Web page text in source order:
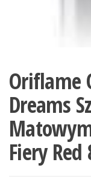
Oriflame
Dreams
Fiery